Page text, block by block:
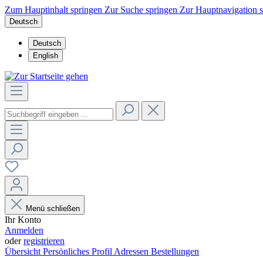
Zum Hauptinhalt springen Zur Suche springen Zur Hauptnavigation
Deutsch
Deutsch
English
Menü schließen
Ihr Konto
Anmelden
oderregistrieren
Übersicht Persönliches Profil Adressen Bestellungen